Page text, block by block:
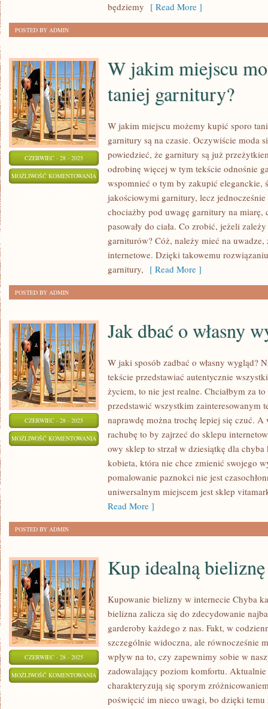
będziemy [ Read More ]
POSTED BY ADMIN
CZERWIEC - 28 - 2025
MOŻLIWOŚĆ KOMENTOWANIA
MIEJSCU
GARNITURY?
W jakim miejscu
taniej garnitury?
W jakim miejscu możemy kupić sporo
garnitury są na czasie. Oczywiście moda
powiedzieć, że garnitury są już
odrobinę więcej w tym tekście odnośnie
wspomnieć o tym by zakupić eleganckie,
jakościowymi garnitury, lecz
chociażby pod uwagę garnitury na
pasowały do ciała. Co zrobić, jeżeli
garniturów? Cóż, należy mieć na
internetowe. Dzięki takowemu
garnitury, [ Read More ]
POSTED BY ADMIN
CZERWIEC - 28 - 2025
MOŻLIWOŚĆ KOMENTOWANIA
DBAĆ
WŁASNY
WYGLĄD?
Jak dbać o własny
W jaki sposób zadbać o własny wygląd?
tekście przedstawiać autentycznie
życiem, to nie jest realne. Chciałbym za
przedstawić wszystkim zainteresowanym
naprawdę można trochę lepiej się czuć.
rachubę to by zajrzeć do sklepu
owy sklep to strzał w dziesiątkę dla
kobieta, która nie chce zmienić swojego
pomalowanie paznokci nie jest
uniwersalnym miejscem jest sklep
Read More ]
POSTED BY ADMIN
CZERWIEC - 28 - 2025
MOŻLIWOŚĆ KOMENTOWANIA
IDEALNĄ
BIELIZNĘ
Kup idealną bieliznę
Kupowanie bielizny w internecie Chyba
bielizna zalicza się do zdecydowanie
garderoby każdego z nas. Fakt, w
szczególnie widoczna, ale równocześnie
wpływ na to, czy zapewnimy sobie w
zadowalający poziom komfortu.
charakteryzują się sporym
poświęcić im nieco uwagi, bo dzięki